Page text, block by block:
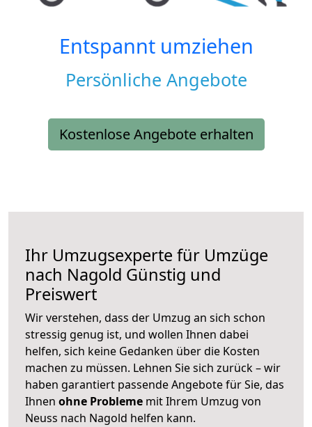
Entspannt umziehen
Persönliche Angebote
Kostenlose Angebote erhalten
Ihr Umzugsexperte für Umzüge
nach Nagold Günstig und
Preiswert
Wir verstehen, dass der Umzug an sich schon
stressig genug ist, und wollen Ihnen dabei
helfen, sich keine Gedanken über die Kosten
machen zu müssen. Lehnen Sie sich zurück – wir
haben garantiert passende Angebote für Sie, das
Ihnen ohne Probleme mit Ihrem Umzug von
Neuss nach Nagold helfen kann.